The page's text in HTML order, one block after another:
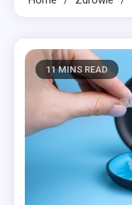
11 MINS READ